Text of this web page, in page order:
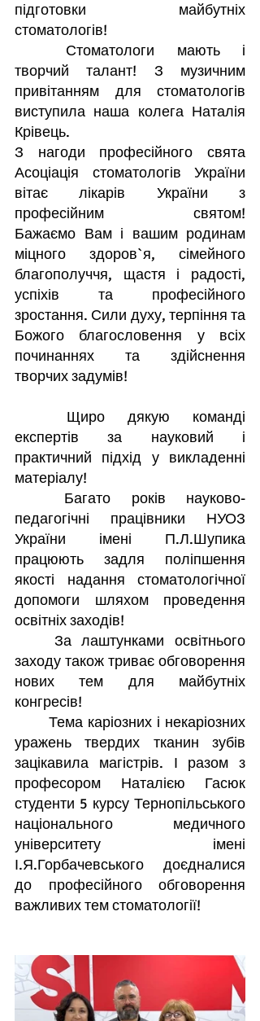
підготовки майбутніх
стоматологів!
творчий талант! З музичним
привітанням для стоматологів
виступила наша колега Наталія
Крівець.
З нагоди професійного свята
Асоціація стоматологів України
вітає лікарів України з
професійним святом!
Бажаємо Вам і вашим родинам
міцного здоров`я, сімейного
благополуччя, щастя і радості,
успіхів та професійного
зростання. Сили духу, терпіння та
Божого благословення у всіх
починаннях та здійснення
творчих задумів!
експертів за науковий і
практичний підхід у викладенні
матеріалу!
педагогічні працівники НУОЗ
України імені П.Л.Шупика
працюють задля поліпшення
якості надання стоматологічної
допомоги шляхом проведення
освітніх заходів!
заходу також триває обговорення
нових тем для майбутніх
конгресів!
уражень твердих тканин зубів
зацікавила магістрів. І разом з
професором Наталією Гасюк
студенти 5 курсу Тернопільського
національного медичного
університету імені
І.Я.Горбачевського доєдналися
до професійного обговорення
важливих тем стоматології!